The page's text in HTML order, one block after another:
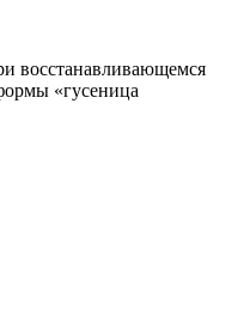
восстанавливающемся
«гусеница